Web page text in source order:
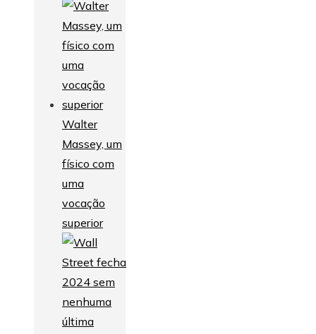
Walter
Massey, um
físico com
uma
vocação
superior